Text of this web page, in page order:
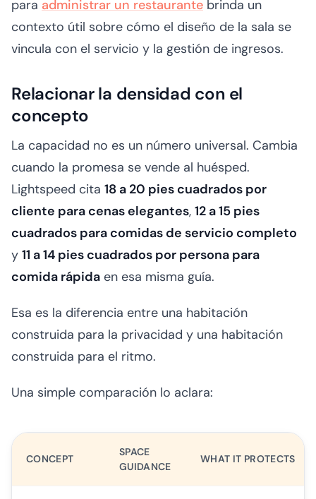
para administrar un restaurante brinda un
contexto útil sobre cómo el diseño de la sala se
vincula con el servicio y la gestión de ingresos.
Relacionar la densidad con el
concepto
La capacidad no es un número universal. Cambia
cuando la promesa se vende al huésped.
Lightspeed cita 18 a 20 pies cuadrados por
cliente para cenas elegantes, 12 a 15 pies
cuadrados para comidas de servicio completo
y 11 a 14 pies cuadrados por persona para
comida rápida en esa misma guía.
Esa es la diferencia entre una habitación
construida para la privacidad y una habitación
construida para el ritmo.
Una simple comparación lo aclara:
CONCEPT
SPACE
GUIDANCE
WHAT IT PROTECTS